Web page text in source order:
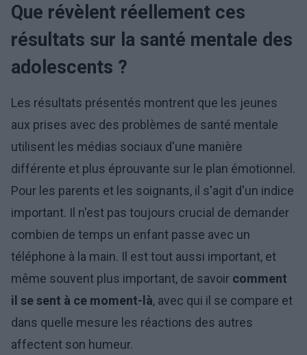
Que révèlent réellement ces
résultats sur la santé mentale des
adolescents ?
Les résultats présentés montrent que les jeunes
aux prises avec des problèmes de santé mentale
utilisent les médias sociaux d'une manière
différente et plus éprouvante sur le plan émotionnel.
Pour les parents et les soignants, il s'agit d'un indice
important. Il n'est pas toujours crucial de demander
combien de temps un enfant passe avec un
téléphone à la main. Il est tout aussi important, et
même souvent plus important, de savoir comment
il se sent à ce moment-là, avec qui il se compare et
dans quelle mesure les réactions des autres
affectent son humeur.